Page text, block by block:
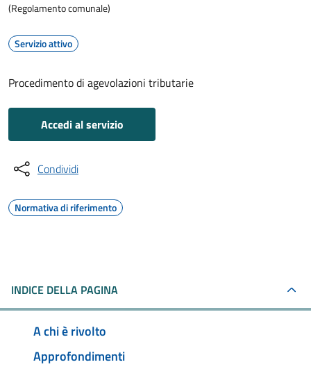
(Regolamento comunale)
Servizio attivo
Procedimento di agevolazioni tributarie
Accedi al servizio
Condividi
Normativa di riferimento
INDICE DELLA PAGINA
A chi è rivolto
Approfondimenti